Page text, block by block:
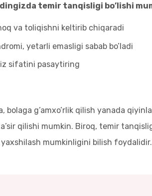
temir tanqisligi bo’lishi
va toliqishni keltirib chiqaradi
yetarli emasligi sabab bo’ladi
sifatini pasaytiring
g’amxo’rlik qilish yanada
qilishi mumkin. Biroq, temir
yaxshilash mumkinligini bilish foydalidir.